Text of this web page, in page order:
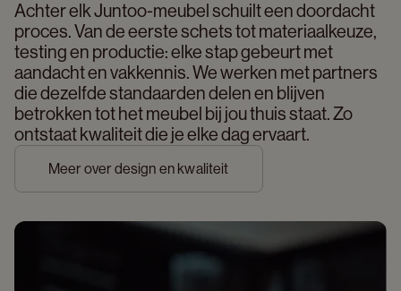
Achter elk Juntoo-meubel schuilt een doordacht
proces. Van de eerste schets tot materiaalkeuze,
testing en productie: elke stap gebeurt met
aandacht en vakkennis. We werken met partners
die dezelfde standaarden delen en blijven
betrokken tot het meubel bij jou thuis staat. Zo
ontstaat kwaliteit die je elke dag ervaart.
Meer over design en kwaliteit